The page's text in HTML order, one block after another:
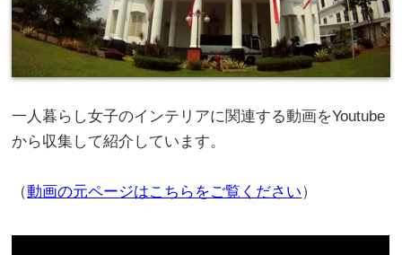
一人暮らし女子のインテリアに関連する動画をYoutube
から収集して紹介しています。
（動画の元ページはこちらをご覧ください）